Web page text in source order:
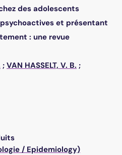
des adolescents
et présentant
: une revue
; VAN HASSELT, V. B. ;
/ Epidemiology)